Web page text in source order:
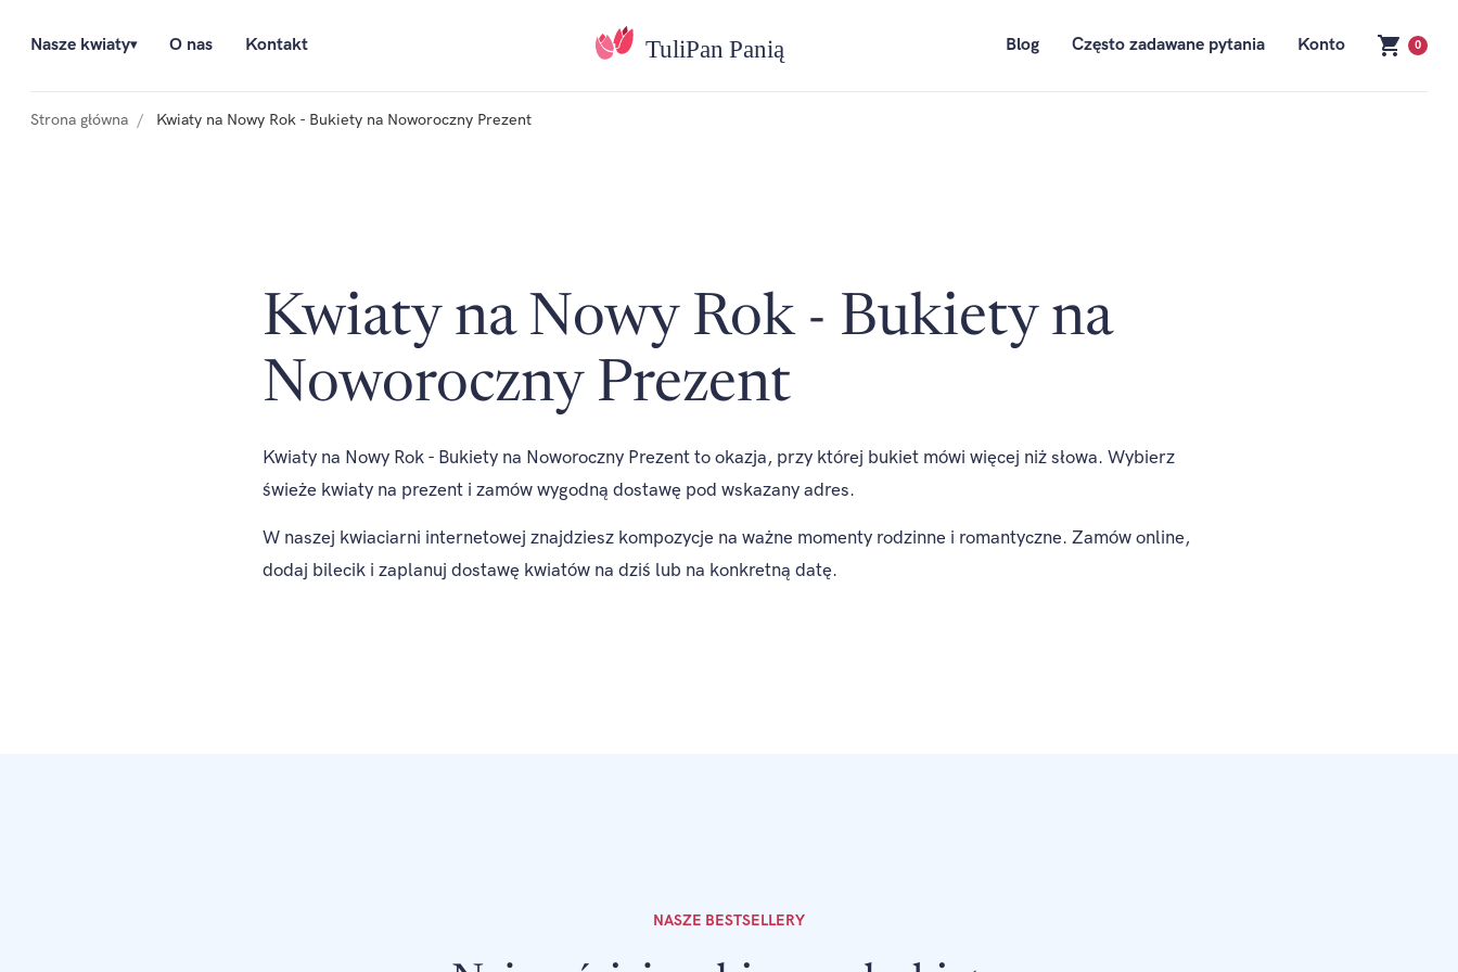
Nasze kwiaty▾ O nas Kontakt Blog Często zadawane pytania Konto 0
Strona główna Kwiaty na Nowy Rok - Bukiety na Noworoczny Prezent
Kwiaty na Nowy Rok - Bukiety na
Noworoczny Prezent
Kwiaty na Nowy Rok - Bukiety na Noworoczny Prezent to okazja, przy której bukiet mówi więcej niż słowa. Wybierz
świeże kwiaty na prezent i zamów wygodną dostawę pod wskazany adres.
W naszej kwiaciarni internetowej znajdziesz kompozycje na ważne momenty rodzinne i romantyczne. Zamów online,
dodaj bilecik i zaplanuj dostawę kwiatów na dziś lub na konkretną datę.
NASZE BESTSELLERY